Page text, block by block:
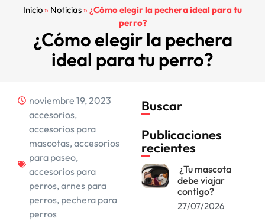
Inicio» Noticias»¿Cómo elegir la pechera ideal para tu
perro?
¿Cómo elegir la pechera
ideal para tu perro?
noviembre 19, 2023
accesorios,
accesorios para
mascotas,accesorios
para paseo,
accesorios para
perros,arnes para
perros, pechera para
perros
Buscar
Publicaciones
recientes
¿Tu mascota
debe viajar
contigo?
27/07/2026